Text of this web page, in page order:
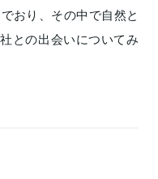
おり、その中で自然と
との出会いについてみ